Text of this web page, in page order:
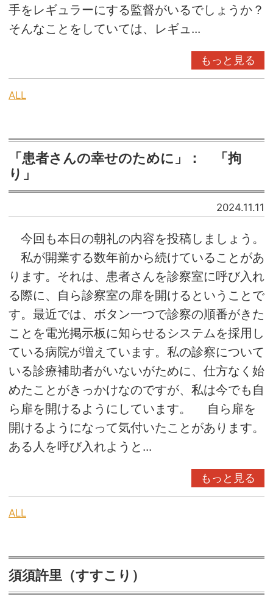
手をレギュラーにする監督がいるでしょうか？
そんなことをしていては、レギュ...
もっと見る
ALL
「患者さんの幸せのために」： 「拘
り」
2024.11.11
今回も本日の朝礼の内容を投稿しましょう。
私が開業する数年前から続けていることがあ
ります。それは、患者さんを診察室に呼び入れ
る際に、自ら診察室の扉を開けるということで
す。最近では、ボタン一つで診察の順番がきた
ことを電光掲示板に知らせるシステムを採用し
ている病院が増えています。私の診察について
いる診療補助者がいないがために、仕方なく始
めたことがきっかけなのですが、私は今でも自
ら扉を開けるようにしています。 自ら扉を
開けるようになって気付いたことがあります。
ある人を呼び入れようと...
もっと見る
ALL
須須許里（すすこり）